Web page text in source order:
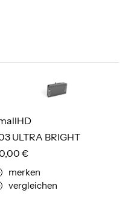
ULTRA BRIGHT
€
merken
vergleichen